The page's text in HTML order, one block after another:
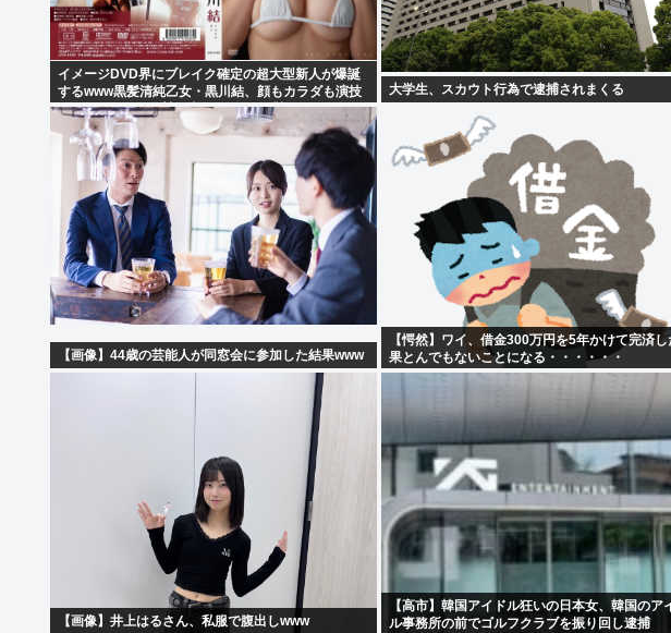
イメージDVD界にブレイク確定の超大型新人が爆誕
するwww黒髪清純乙女・黒川結、顔もカラダも演技
もIVファンから絶賛の嵐！！処女作「初結」の動画
＆画像まとめ！！
大学生、スカウト行為で逮捕されまくる
【画像】44歳の芸能人が同窓会に参加した結果www
【愕然】ワイ、借金300万円を5年かけて完済し
果とんでもないことになる・・・・・・
【画像】井上はるさん、私服で腹出しwww
【高市】韓国アイドル狂いの日本女、韓国のア
ル事務所の前でゴルフクラブを振り回し逮捕